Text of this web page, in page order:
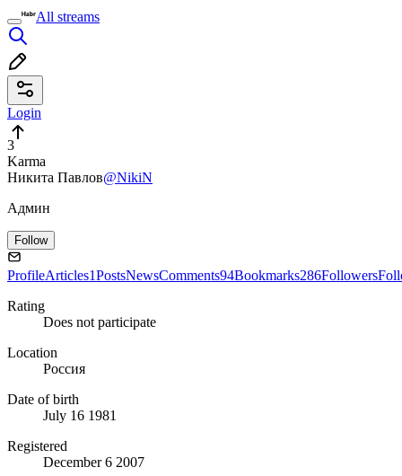
All streams
Login
3
Karma
Никита Павлов@NikiN
Админ
Follow
ProfileArticles1PostsNewsComments94Bookmarks286Followers
Rating
Does not participate
Location
Россия
Date of birth
July 16 1981
Registered
December 6 2007